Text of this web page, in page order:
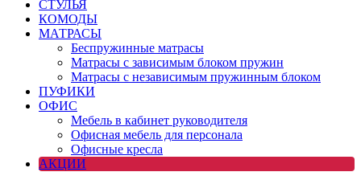
СТУЛЬЯ
КОМОДЫ
МАТРАСЫ
Беспружинные матрасы
Матрасы с зависимым блоком пружин
Матрасы с независимым пружинным блоком
ПУФИКИ
ОФИС
Мебель в кабинет руководителя
Офисная мебель для персонала
Офисные кресла
АКЦИИ